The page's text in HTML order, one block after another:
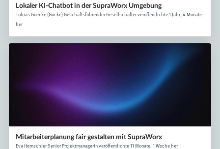
Lokaler KI-Chatbot in der SupraWorx Umgebung
Tobias Goecke (Göcke) Geschäftsführender Gesellschafter veröffentlichte 1 Jahr, 4 Monate
her
Mitarbeiterplanung fair gestalten mit SupraWorx
Eva Hernschier Senior Projektmanagerin veröffentlichte 11 Monate, 1 Woche her